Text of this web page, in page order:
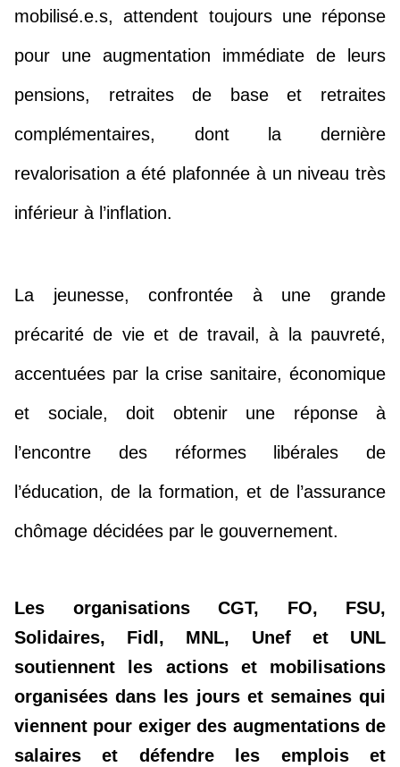
mobilisé.e.s, attendent toujours une réponse
pour une augmentation immédiate de leurs
pensions, retraites de base et retraites
complémentaires, dont la dernière
revalorisation a été plafonnée à un niveau très
inférieur à l’inflation.
La jeunesse, confrontée à une grande
précarité de vie et de travail, à la pauvreté,
accentuées par la crise sanitaire, économique
et sociale, doit obtenir une réponse à
l’encontre des réformes libérales de
l’éducation, de la formation, et de l’assurance
chômage décidées par le gouvernement.
Les organisations CGT, FO, FSU,
Solidaires, Fidl, MNL, Unef et UNL
soutiennent les actions et mobilisations
organisées dans les jours et semaines qui
viennent pour exiger des augmentations de
salaires et défendre les emplois et